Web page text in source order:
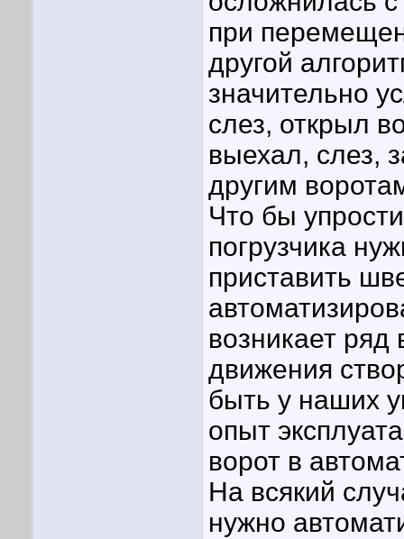
при
другой
значительно
слез, открыл
выехал, слез,
другим
Что бы
погрузчика
приставить
возникает ряд
движения
быть у наших
опыт
ворот в
На всякий
нужно